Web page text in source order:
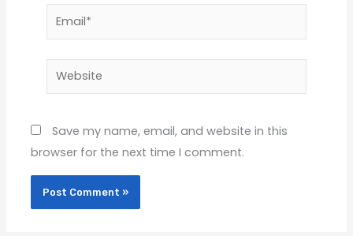
Email*
Website
Save my name, email, and website in this
browser for the next time I comment.